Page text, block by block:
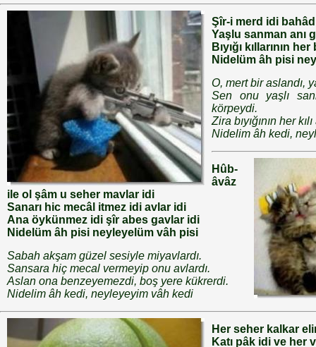
Şîr-i merd idi
Yaşlu sanman anı
Bıyığı kıllarının
Nidelüm âh pisi
O, mert bir aslandı,
Sen onu yaşlı
körpeydi.
Zira bıyığının her
Nidelim âh kedi,
Hûb-
âvâz
ile ol şâm u seher mavlar idi
Sanarı hic mecâl itmez idi avlar idi
Ana öykünmez idi şîr abes gavlar idi
Nidelüm âh pisi neyleyelüm vâh pisi
Sabah akşam güzel sesiyle miyavlardı.
Sansara hiç mecal vermeyip onu avlardı.
Aslan ona benzeyemezdi, boş yere kükrerdi.
Nidelim âh kedi, neyleyeyim vâh kedi
Her seher kalkar
Katı pâk idi ve her